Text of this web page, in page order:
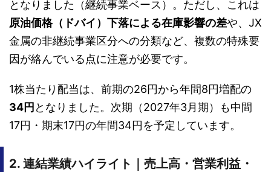
となりました（継続事業ベース）。ただし、これは
原油価格（ドバイ）下落による在庫影響の差や、JX
金属の非継続事業区分への分類など、複数の特殊要
因が絡んでいる点に注意が必要です。
1株当たり配当は、前期の26円から年間8円増配の
34円 となりました。次期（2027年3月期）も中間
17円・期末17円の年間34円を予定しています。
2. 連結業績ハイライト｜売上高・営業利益・